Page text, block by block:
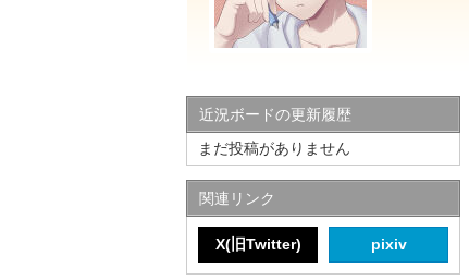
近況ボードの更新履歴
まだ投稿がありません
関連リンク
X(旧Twitter) pixiv